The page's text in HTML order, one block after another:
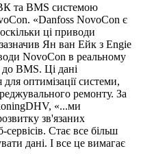
та BMS системою
«Danfoss NovoCon є
ці приводи
Ян ван Ейк з Engie
NovoCon в реальному
BMS. Ці дані
оптимізації системи,
ремонту. За
«...ми
зв'язаних
сервісів. Стає все більш
дані. І все це вимагає